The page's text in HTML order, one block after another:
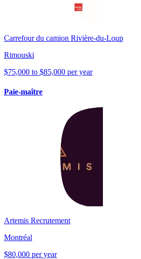
Carrefour du camion Rivière-du-Loup
Rimouski
$75,000 to $85,000 per year
Paie-maître
Artemis Recrutement
Montréal
$80,000 per year